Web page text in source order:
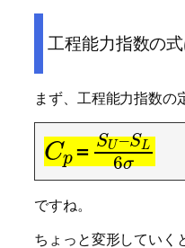
工程能力指数の
まず、工程能力指数の
Cp = SU –SL
6σ
ですね。
ちょっと変形していく